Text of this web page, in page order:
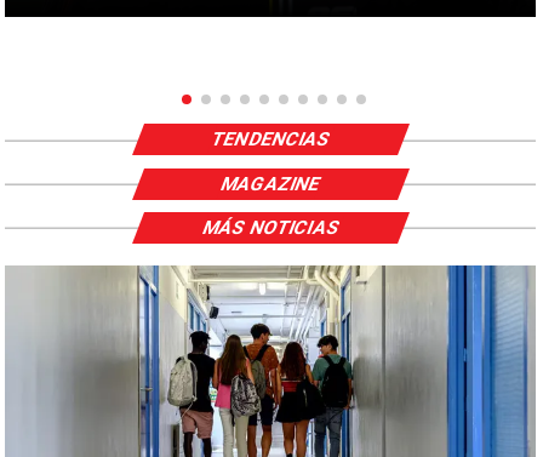
TENDENCIAS
MAGAZINE
MÁS NOTICIAS